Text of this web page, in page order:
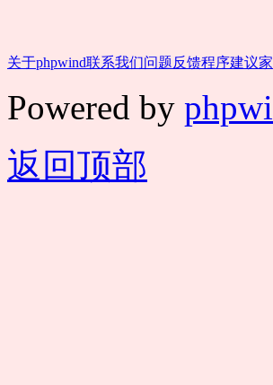
关于phpwind联系我们问题反馈程序建议
Powered by
返回顶部